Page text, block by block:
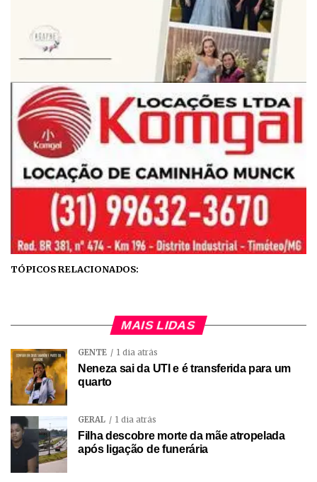
TÓPICOS RELACIONADOS:
MAIS LIDAS
GENTE 1 dia atrás
Neneza sai da UTI e é transferida para um
quarto
GERAL 1 dia atrás
Filha descobre morte da mãe atropelada
após ligação de funerária